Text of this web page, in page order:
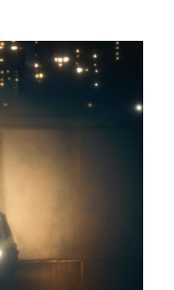
DU COEUR